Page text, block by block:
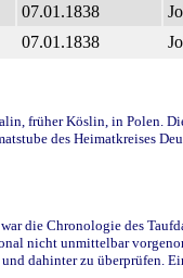
07.01.1838
07.01.1838
früher Köslin, in Polen.
des Heimatkreises
die Chronologie des
nicht unmittelbar
dahinter zu überprüfen.